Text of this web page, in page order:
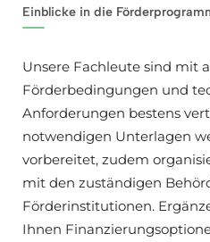
Einblicke in die
Unsere Fachleute sind mit
Förderbedingungen und
Anforderungen bestens
notwendigen Unterlagen
vorbereitet, zudem
mit den zuständigen
Förderinstitutionen.
Ihnen